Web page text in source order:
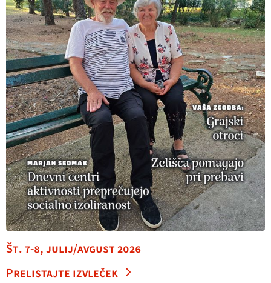
Št. 7-8, julij/avgust 2026
Prelistajte izvleček